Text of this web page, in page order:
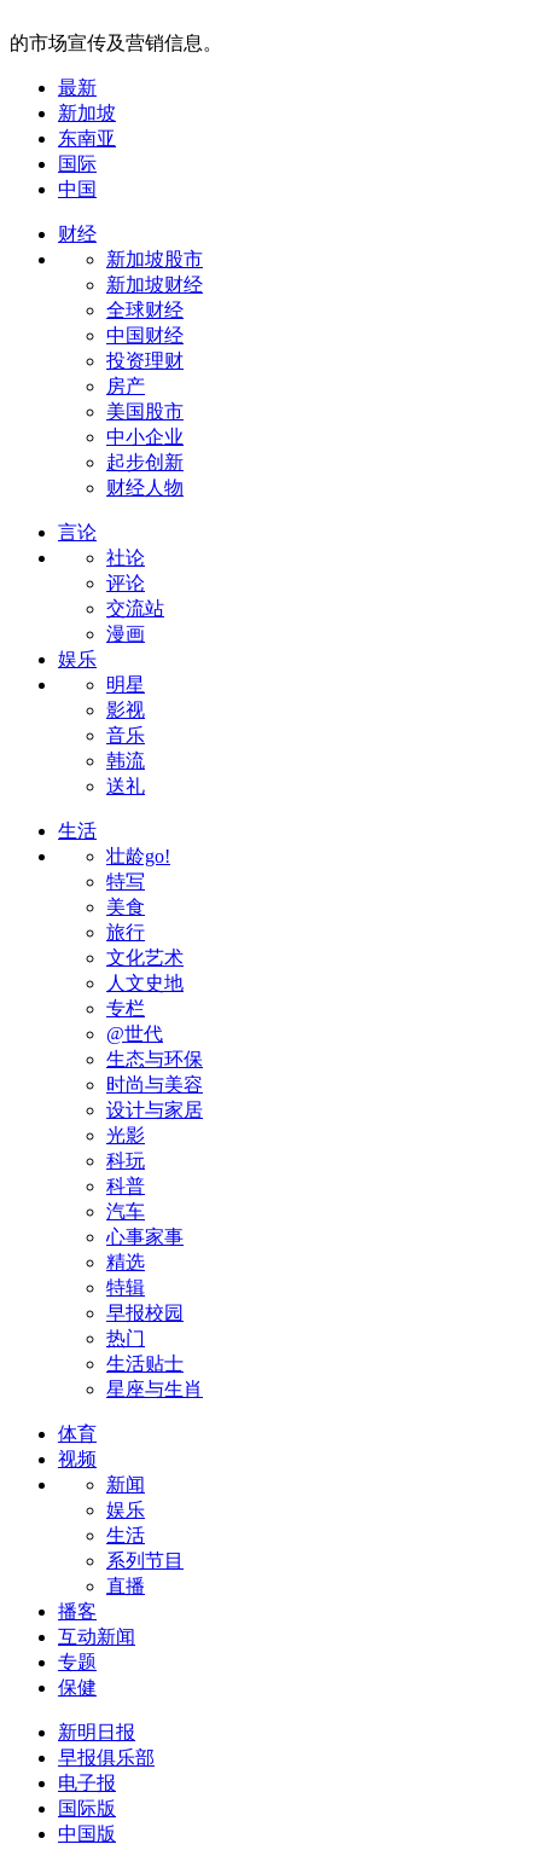
的市场宣传及营销信息。
最新
新加坡
东南亚
国际
中国
财经
新加坡股市
新加坡财经
全球财经
中国财经
投资理财
房产
美国股市
中小企业
起步创新
财经人物
言论
社论
评论
交流站
漫画
娱乐
明星
影视
音乐
韩流
送礼
生活
壮龄go!
特写
美食
旅行
文化艺术
人文史地
专栏
@世代
生态与环保
时尚与美容
设计与家居
光影
科玩
科普
汽车
心事家事
精选
特辑
早报校园
热门
生活贴士
星座与生肖
体育
视频
新闻
娱乐
生活
系列节目
直播
播客
互动新闻
专题
保健
新明日报
早报俱乐部
电子报
国际版
中国版